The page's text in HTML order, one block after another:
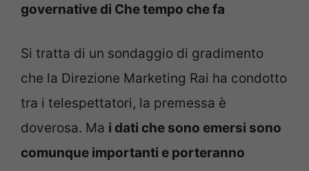
governative di Che tempo che fa
Si tratta di un sondaggio di gradimento
che la Direzione Marketing Rai ha condotto
tra i telespettatori, la premessa è
doverosa. Ma i dati che sono emersi sono
comunque importanti e porteranno